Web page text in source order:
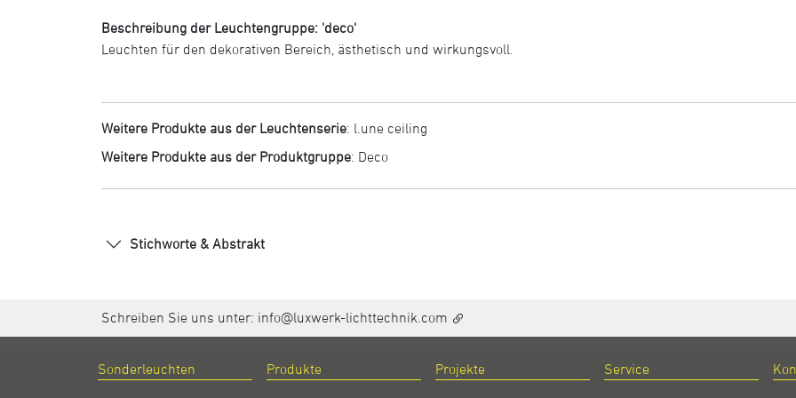
Beschreibung der Leuchtengruppe: 'deco'
Leuchten für den dekorativen Bereich, ästhetisch und wirkungsvoll.
Weitere Produkte aus der Leuchtenserie: l.une ceiling
Weitere Produkte aus der Produktgruppe: Deco
Stichworte & Abstrakt
Schreiben Sie uns unter: info@luxwerk-lichttechnik.com
Sonderleuchten Produkte Projekte Service